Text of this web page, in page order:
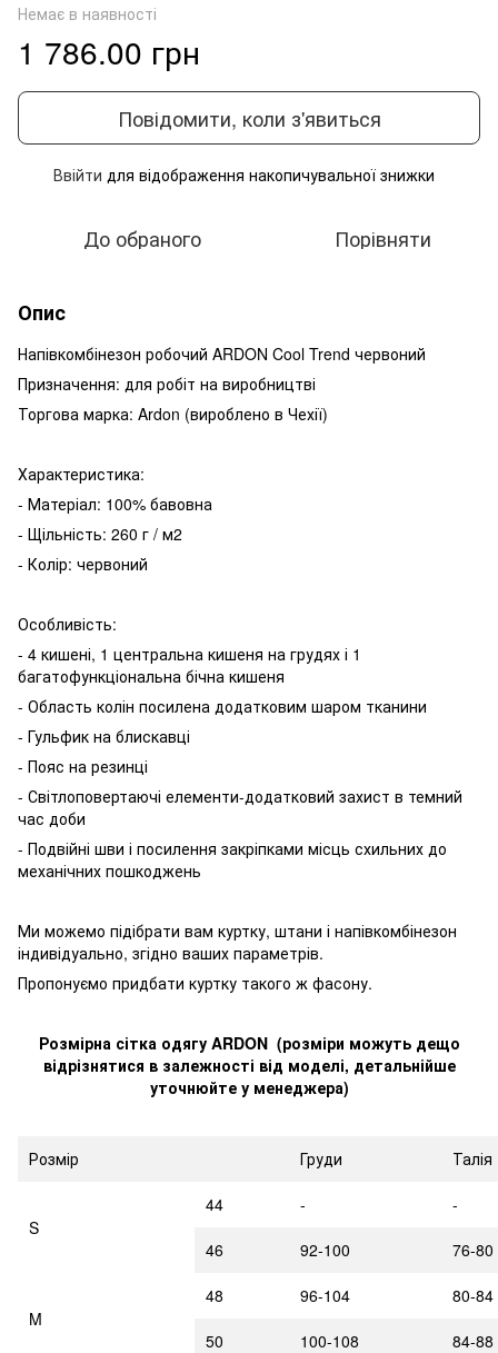
Немає в наявності
1 786.00 грн
Повідомити, коли з'явиться
Ввійти для відображення накопичувальної знижки
До обраного Порівняти
Опис
Напівкомбінезон робочий ARDON Cool Trend червоний
Призначення: для робіт на виробництві
Торгова марка: Ardon (вироблено в Чехії)
Характеристика:
- Матеріал: 100% бавовна
- Щільність: 260 г / м2
- Колір: червоний
Особливість:
- 4 кишені, 1 центральна кишеня на грудях і 1
багатофункціональна бічна кишеня
- Область колін посилена додатковим шаром тканини
- Гульфик на блискавці
- Пояс на резинці
- Світлоповертаючі елементи-додатковий захист в темний
час доби
- Подвійні шви і посилення закріпками місць схильних до
механічних пошкоджень
Ми можемо підібрати вам куртку, штани і напівкомбінезон
індивідуально, згідно ваших параметрів.
Пропонуємо придбати куртку такого ж фасону.
Розмірна сітка одягу ARDON (розміри можуть дещо
відрізнятися в залежності від моделі, детальнійше
уточнюйте у менеджера)
Розмір Груди Талія
S
44 - -
46 92-100 76-80
M
48 96-104 80-84
50 100-108 84-88